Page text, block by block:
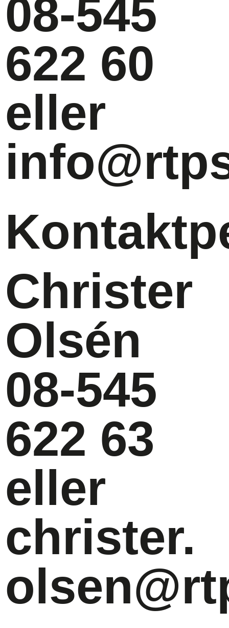
08-545
622 60
eller
Christer
Olsén
08-545
622 63
eller
christer.